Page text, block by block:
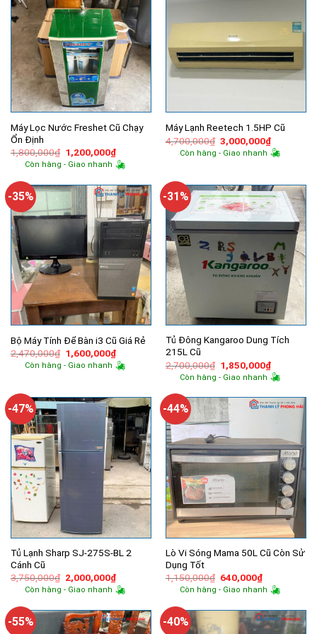
Máy Lọc Nước Freshet Cũ Chạy
Ổn Định
1,800,000₫ Giá
gốc
là:
1,200,000₫Giá
hiện
tại
1,200,000₫.
Còn hàng - Giao nhanh
Máy Lạnh Reetech 1.5HP Cũ
4,700,000₫ Giá
gốc
là:
3,000,000₫Giá
hiện
tại
Còn hàng - Giao nhanh
-35%
Bộ Máy Tính Để Bàn i3 Cũ Giá Rẻ
2,470,000₫ Giá
gốc
là:
1,600,000₫Giá
hiện
tại
Còn hàng - Giao nhanh
-31%
Tủ Đông Kangaroo Dung Tích
215L Cũ
2,700,000₫ Giá
gốc
là:
1,850,000₫Giá
hiện
tại
Còn hàng - Giao nhanh
-47%
Tủ Lạnh Sharp SJ-275S-BL 2
Cánh Cũ
3,750,000₫ Giá
gốc
là:
2,000,000₫Giá
hiện
tại
2,000,000₫.
Còn hàng - Giao nhanh
-44%
Lò Vi Sóng Mama 50L Cũ Còn Sử
Dụng Tốt
1,150,000₫ Giá
gốc
là:
640,000₫Giá
hiện
tại
640,000₫.
Còn hàng - Giao nhanh
-55% -40%